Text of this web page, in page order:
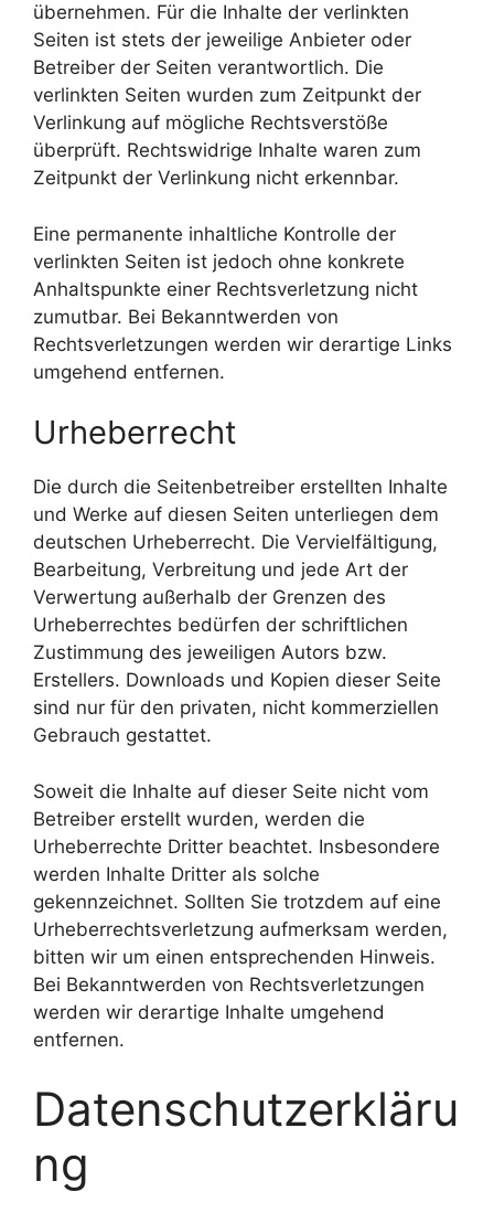
übernehmen. Für die Inhalte der verlinkten
Seiten ist stets der jeweilige Anbieter oder
Betreiber der Seiten verantwortlich. Die
verlinkten Seiten wurden zum Zeitpunkt der
Verlinkung auf mögliche Rechtsverstöße
überprüft. Rechtswidrige Inhalte waren zum
Zeitpunkt der Verlinkung nicht erkennbar.
Eine permanente inhaltliche Kontrolle der
verlinkten Seiten ist jedoch ohne konkrete
Anhaltspunkte einer Rechtsverletzung nicht
zumutbar. Bei Bekanntwerden von
Rechtsverletzungen werden wir derartige Links
umgehend entfernen.
Urheberrecht
Die durch die Seitenbetreiber erstellten Inhalte
und Werke auf diesen Seiten unterliegen dem
deutschen Urheberrecht. Die Vervielfältigung,
Bearbeitung, Verbreitung und jede Art der
Verwertung außerhalb der Grenzen des
Urheberrechtes bedürfen der schriftlichen
Zustimmung des jeweiligen Autors bzw.
Erstellers. Downloads und Kopien dieser Seite
sind nur für den privaten, nicht kommerziellen
Gebrauch gestattet.
Soweit die Inhalte auf dieser Seite nicht vom
Betreiber erstellt wurden, werden die
Urheberrechte Dritter beachtet. Insbesondere
werden Inhalte Dritter als solche
gekennzeichnet. Sollten Sie trotzdem auf eine
Urheberrechtsverletzung aufmerksam werden,
bitten wir um einen entsprechenden Hinweis.
Bei Bekanntwerden von Rechtsverletzungen
werden wir derartige Inhalte umgehend
entfernen.
Datenschutzerkläru
ng